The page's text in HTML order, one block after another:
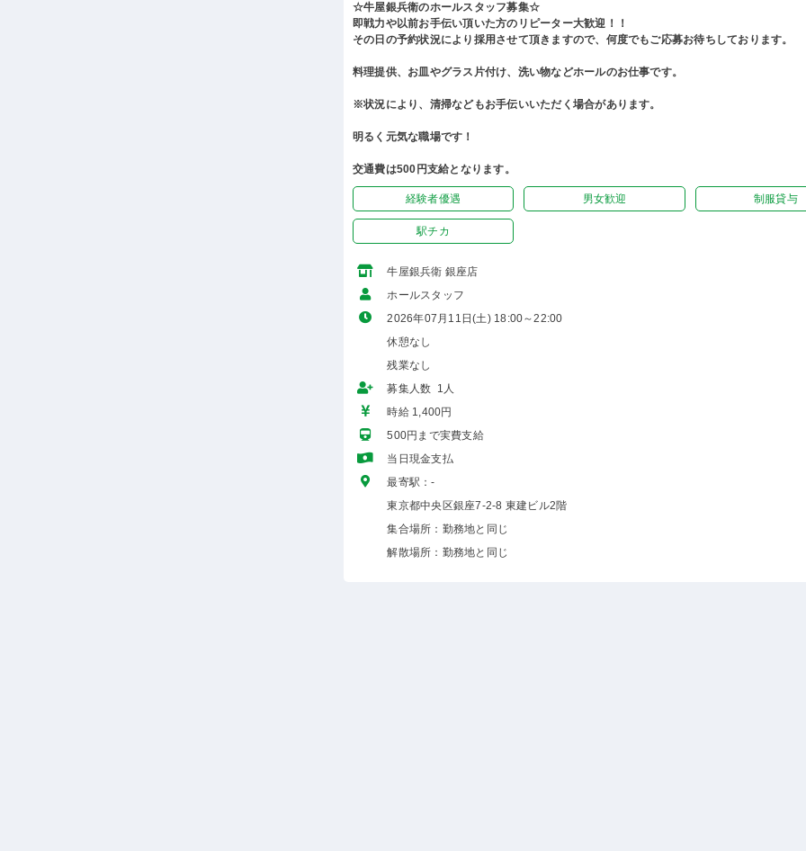
☆牛屋銀兵衛のホールスタッフ募集☆
即戦力や以前お手伝い頂いた方のリピーター大歓迎！！
その日の予約状況により採用させて頂きますので、何度でもご応募お待ちしております。
料理提供、お皿やグラス片付け、洗い物などホールのお仕事です。
※状況により、清掃などもお手伝いいただく場合があります。
明るく元気な職場です！
交通費は500円支給となります。
経験者優遇 男女歓迎 制服貸与
駅チカ
牛屋銀兵衛 銀座店
ホールスタッフ
2026年07月11日(土) 18:00～22:00
休憩なし
残業なし
募集人数 1人
時給 1,400円
500円まで実費支給
当日現金支払
最寄駅：-
東京都中央区銀座7-2-8 東建ビル2階
集合場所：勤務地と同じ
解散場所：勤務地と同じ